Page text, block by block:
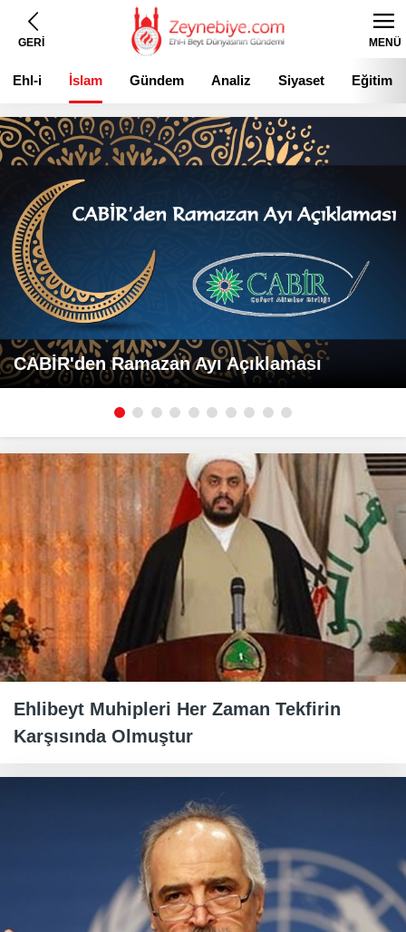
GERİ MENÜ
Ehl-i
Beyt
İslam Gündem Analiz Siyaset Eğitim
CABİR'den Ramazan Ayı Açıklaması
Ehlibeyt Muhipleri Her Zaman Tekfirin
Karşısında Olmuştur